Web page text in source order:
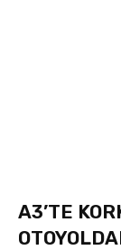
A3’TE